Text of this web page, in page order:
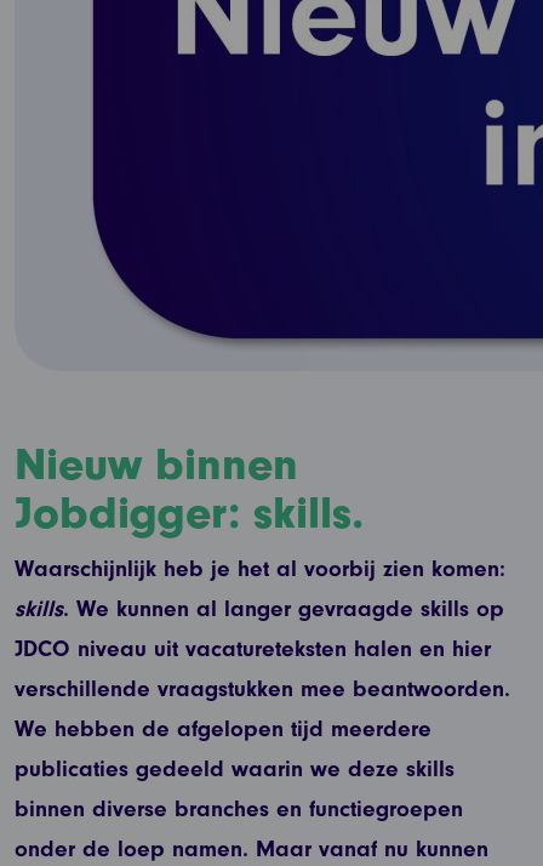
Nieuw binnen
Jobdigger: skills.
Waarschijnlijk heb je het al voorbij zien komen:
skills. We kunnen al langer gevraagde skills op
JDCO niveau uit vacatureteksten halen en hier
verschillende vraagstukken mee beantwoorden.
We hebben de afgelopen tijd meerdere
publicaties gedeeld waarin we deze skills
binnen diverse branches en functiegroepen
onder de loep namen. Maar vanaf nu kunnen